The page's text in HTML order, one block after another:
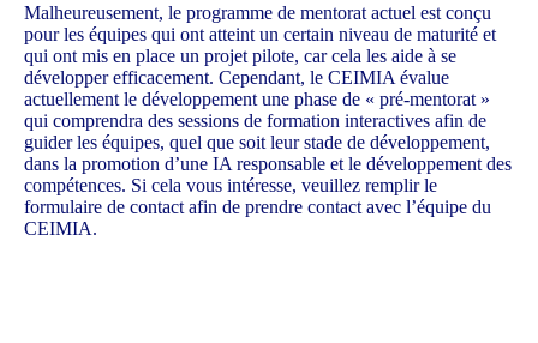
Malheureusement, le programme de mentorat actuel est conçu
pour les équipes qui ont atteint un certain niveau de maturité et
qui ont mis en place un projet pilote, car cela les aide à se
développer efficacement. Cependant, le CEIMIA évalue
actuellement le développement une phase de « pré-mentorat »
qui comprendra des sessions de formation interactives afin de
guider les équipes, quel que soit leur stade de développement,
dans la promotion d’une IA responsable et le développement des
compétences. Si cela vous intéresse, veuillez remplir le
formulaire de contact afin de prendre contact avec l’équipe du
CEIMIA.